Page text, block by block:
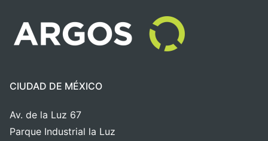
CIUDAD DE MÉXICO
Av. de la Luz 67
Parque Industrial la Luz